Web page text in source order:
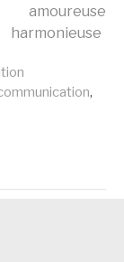
amoureuse
harmonieuse
,